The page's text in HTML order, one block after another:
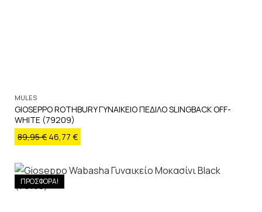
MULES
GIOSEPPO ROTHBURY ΓΥΝΑΙΚΕΙΟ ΠΕΔΙΛΟ SLINGBACK OFF-
WHITE (79209)
89,95€ 46,77 €
ΠΡΟΣΦΟΡΑ!